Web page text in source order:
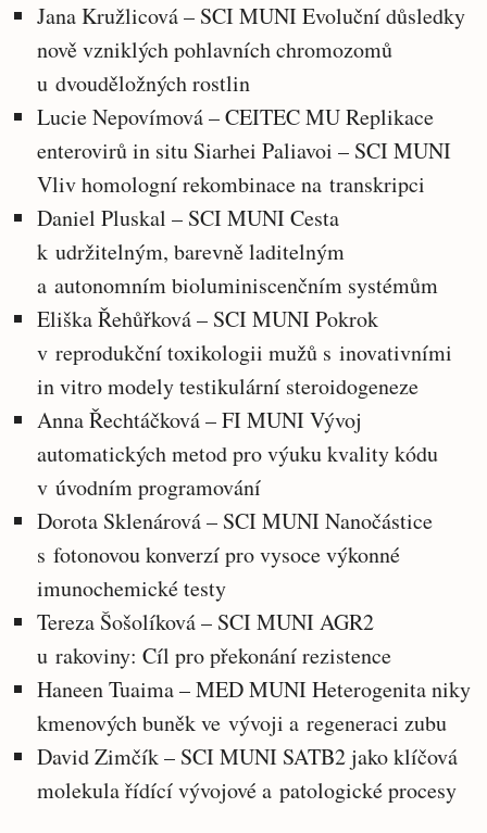
Jana Kružlicová – SCI MUNI Evoluční důsledky
nově vzniklých pohlavních chromozomů
u dvouděložných rostlin
Lucie Nepovímová – CEITEC MU Replikace
enterovirů in situ Siarhei Paliavoi – SCI MUNI
Vliv homologní rekombinace na transkripci
Daniel Pluskal – SCI MUNI Cesta
k udržitelným, barevně laditelným
a autonomním bioluminiscenčním systémům
Eliška Řehůřková – SCI MUNI Pokrok
v reprodukční toxikologii mužů s inovativními
in vitro modely testikulární steroidogeneze
Anna Řechtáčková – FI MUNI Vývoj
automatických metod pro výuku kvality kódu
v úvodním programování
Dorota Sklenárová – SCI MUNI Nanočástice
s fotonovou konverzí pro vysoce výkonné
imunochemické testy
Tereza Šošolíková – SCI MUNI AGR2
u rakoviny: Cíl pro překonání rezistence
Haneen Tuaima – MED MUNI Heterogenita niky
kmenových buněk ve vývoji a regeneraci zubu
David Zimčík – SCI MUNI SATB2 jako klíčová
molekula řídící vývojové a patologické procesy